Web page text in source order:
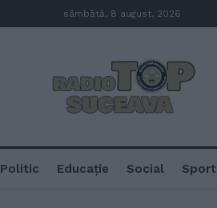
sâmbătă, 8 august, 2026
Politic Educație Social Sport